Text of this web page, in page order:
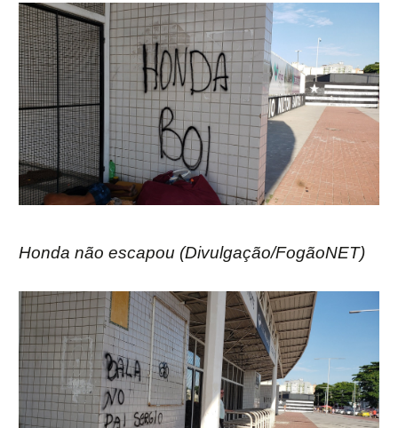
Honda não escapou (Divulgação/FogãoNET)